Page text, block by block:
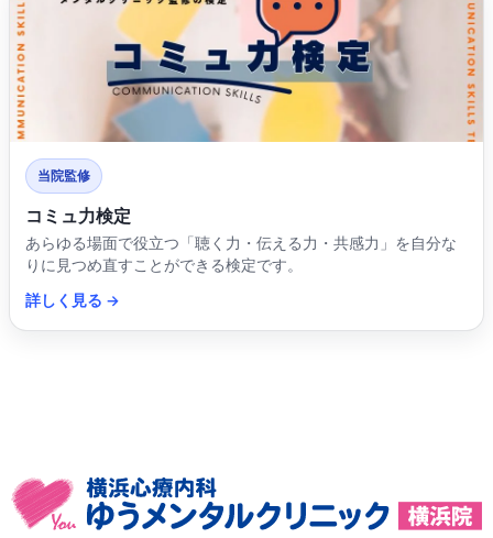
当院監修
コミュ力検定
あらゆる場面で役立つ「聴く力・伝える力・共感力」を自分な
りに見つめ直すことができる検定です。
詳しく見る →